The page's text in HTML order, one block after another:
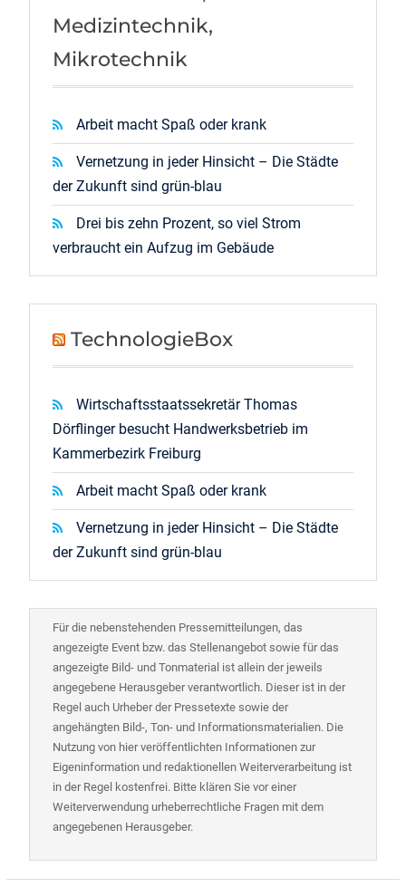
Medizintechnik,
Mikrotechnik
Arbeit macht Spaß oder krank
Vernetzung in jeder Hinsicht – Die Städte
der Zukunft sind grün-blau
Drei bis zehn Prozent, so viel Strom
verbraucht ein Aufzug im Gebäude
TechnologieBox
Wirtschaftsstaatssekretär Thomas
Dörflinger besucht Handwerksbetrieb im
Kammerbezirk Freiburg
Arbeit macht Spaß oder krank
Vernetzung in jeder Hinsicht – Die Städte
der Zukunft sind grün-blau
Für die nebenstehenden Pressemitteilungen, das
angezeigte Event bzw. das Stellenangebot sowie für das
angezeigte Bild- und Tonmaterial ist allein der jeweils
angegebene Herausgeber verantwortlich. Dieser ist in der
Regel auch Urheber der Pressetexte sowie der
angehängten Bild-, Ton- und Informationsmaterialien. Die
Nutzung von hier veröffentlichten Informationen zur
Eigeninformation und redaktionellen Weiterverarbeitung ist
in der Regel kostenfrei. Bitte klären Sie vor einer
Weiterverwendung urheberrechtliche Fragen mit dem
angegebenen Herausgeber.